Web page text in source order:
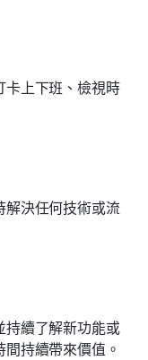
上下班、檢視時
決任何技術或流
持續了解新功能或
持續帶來價值。